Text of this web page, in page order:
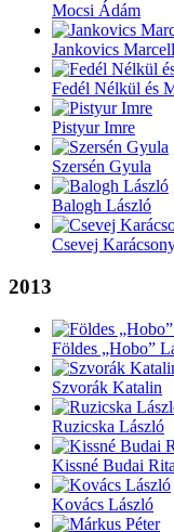
Mocsi Ádám
Jankovics Marcell
Fedél Nélkül és
Pistyur Imre
Szersén Gyula
Balogh László
Csevej
2013
Földes „Hobo”
Szvorák Katalin
Ruzicska László
Kissné Budai Rita
Kovács László